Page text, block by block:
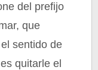
del prefijo
que
sentido de
quitarle el